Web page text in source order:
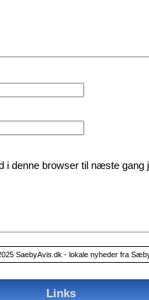
i denne browser til næste gang
SaebyAvis.dk - lokale nyheder fra
Links